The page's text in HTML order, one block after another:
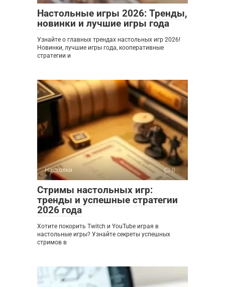
Настольные игры 2026: Тренды,
новинки и лучшие игры года
Узнайте о главных трендах настольных игр 2026!
Новинки, лучшие игры года, кооперативные
стратегии и
Настолки 0
Стримы настольных игр:
тренды и успешные стратегии
2026 года
Хотите покорить Twitch и YouTube играя в
настольные игры? Узнайте секреты успешных
стримов в